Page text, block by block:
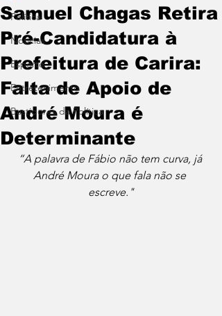
Política
Notícias
Esporte
Entretenimento
Bastidores da Política
Samuel Chagas Retira
Pré-Candidatura à
Prefeitura de Carira:
Falta de Apoio de
André Moura é
Determinante
“A palavra de Fábio não tem curva, já
André Moura o que fala não se
escreve."